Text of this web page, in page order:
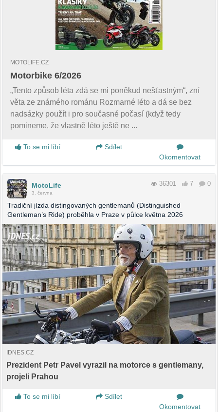
MOTOLIFE.CZ
Motorbike 6/2026
„Tento způsob léta zdá se mi poněkud nešťastným“, zní
věta ze známého románu Rozmarné léto a dá se bez
nadsázky použít i pro současné počasí (když tedy
pomineme, že vlastně léto ještě ne ...
To se mi líbí
Sdílet
Okomentovat
MotoLife
3. června
36301 7 0
Tradiční jízda distingovaných gentlemanů (Distinguished
Gentleman’s Ride) proběhla v Praze v půlce května 2026
IDNES.CZ
Prezident Petr Pavel vyrazil na motorce s gentlemany,
projeli Prahou
To se mi líbí
Sdílet
Okomentovat